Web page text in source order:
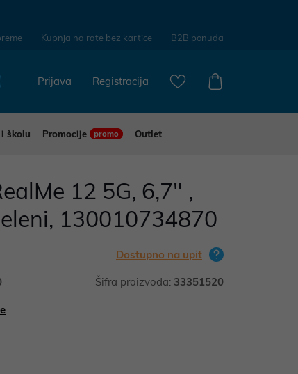
Kupnja na rate bez kartice B2B ponuda
Registracija
Prijava
školu Promocije promo
Outlet
12 5G, 6,7" ,
130010734870
Dostupno na upit
Šifra proizvoda: 33351520